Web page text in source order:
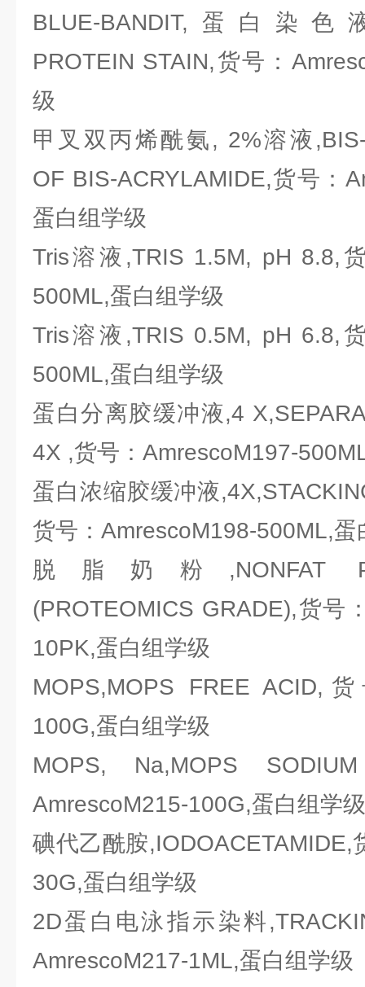
BLUE-BANDIT,蛋白染色
PROTEIN STAIN,货号：
级
甲叉双丙烯酰氨, 2%溶液
OF BIS-ACRYLAMIDE,货号：
蛋白组学级
Tris溶液,TRIS 1.5M, pH 8.8,
500ML,蛋白组学级
Tris溶液,TRIS 0.5M, pH 6.8,
500ML,蛋白组学级
蛋白分离胶缓冲液,4
4X ,货号：AmrescoM197-
蛋白浓缩胶缓冲液
货号：AmrescoM198-500ML,蛋
脱脂奶粉,NONFAT
(PROTEOMICS GRADE),货号
10PK,蛋白组学级
MOPS,MOPS FREE ACID,
100G,蛋白组学级
MOPS, Na,MOPS
AmrescoM215-100G,蛋白组学级
碘代乙酰胺,IODOACETAMIDE,
30G,蛋白组学级
2D蛋白电泳指示染料
AmrescoM217-1ML,蛋白组学级